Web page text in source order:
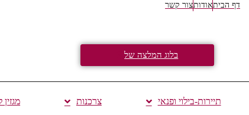
דף הביתאודותצור קשר
בלוג המלצה של
תיירות-בילוי ופנאי צרכנות מגזין